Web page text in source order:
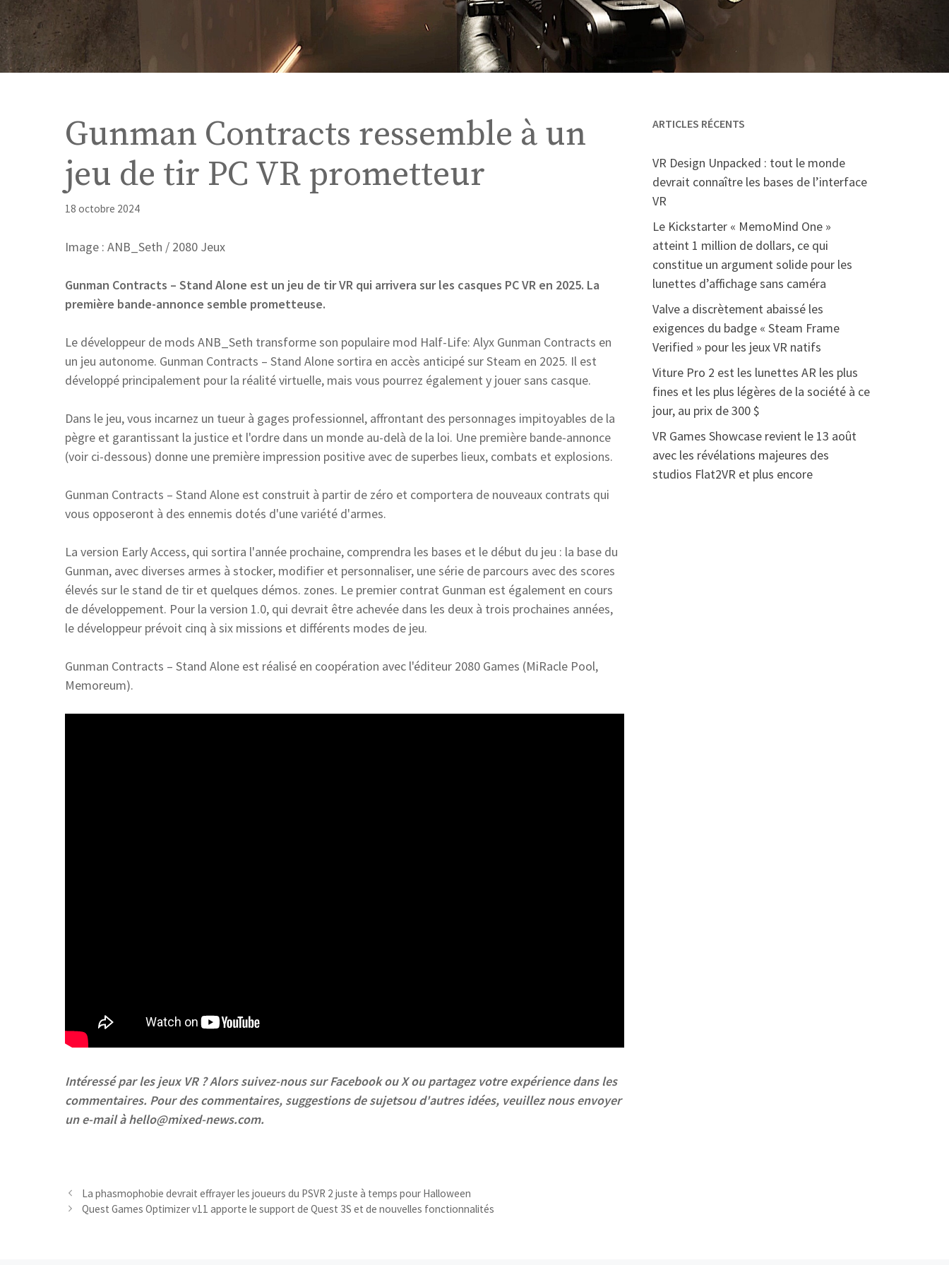
Gunman Contracts ressemble à un
jeu de tir PC VR prometteur
18 octobre 2024
Image : ANB_Seth / 2080 Jeux
Gunman Contracts – Stand Alone est un jeu de tir VR qui arrivera sur les casques PC VR en 2025. La
première bande-annonce semble prometteuse.
Le développeur de mods ANB_Seth transforme son populaire mod Half-Life: Alyx Gunman Contracts en
un jeu autonome. Gunman Contracts – Stand Alone sortira en accès anticipé sur Steam en 2025. Il est
développé principalement pour la réalité virtuelle, mais vous pourrez également y jouer sans casque.
Dans le jeu, vous incarnez un tueur à gages professionnel, affrontant des personnages impitoyables de la
pègre et garantissant la justice et l'ordre dans un monde au-delà de la loi. Une première bande-annonce
(voir ci-dessous) donne une première impression positive avec de superbes lieux, combats et explosions.
Gunman Contracts – Stand Alone est construit à partir de zéro et comportera de nouveaux contrats qui
vous opposeront à des ennemis dotés d'une variété d'armes.
La version Early Access, qui sortira l'année prochaine, comprendra les bases et le début du jeu : la base du
Gunman, avec diverses armes à stocker, modifier et personnaliser, une série de parcours avec des scores
élevés sur le stand de tir et quelques démos. zones. Le premier contrat Gunman est également en cours
de développement. Pour la version 1.0, qui devrait être achevée dans les deux à trois prochaines années,
le développeur prévoit cinq à six missions et différents modes de jeu.
Gunman Contracts – Stand Alone est réalisé en coopération avec l'éditeur 2080 Games (MiRacle Pool,
Memoreum).
Intéressé par les jeux VR ? Alors suivez-nous sur FacebookouXou partagez votre expérience dans les
commentaires. Pour des commentaires, suggestions de sujetsou d'autres idées, veuillez nous envoyer
un e-mail à hello@mixed-news.com.
La phasmophobie devrait effrayer les joueurs du PSVR 2 juste à temps pour Halloween
Quest Games Optimizer v11 apporte le support de Quest 3S et de nouvelles fonctionnalités
ARTICLES RÉCENTS
VR Design Unpacked : tout le monde
devrait connaître les bases de l’interface
VR
Le Kickstarter « MemoMind One »
atteint 1 million de dollars, ce qui
constitue un argument solide pour les
lunettes d’affichage sans caméra
Valve a discrètement abaissé les
exigences du badge « Steam Frame
Verified » pour les jeux VR natifs
Viture Pro 2 est les lunettes AR les plus
fines et les plus légères de la société à ce
jour, au prix de 300 $
VR Games Showcase revient le 13 août
avec les révélations majeures des
studios Flat2VR et plus encore